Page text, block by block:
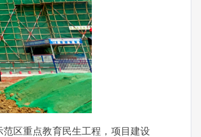
区重点教育民生工程，项目建设